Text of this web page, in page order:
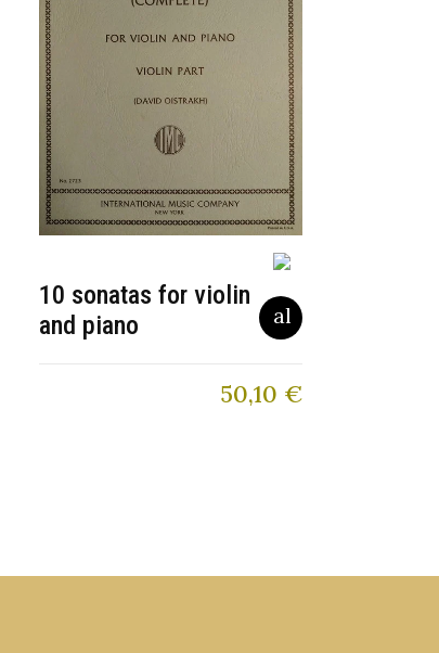
10 sonatas for violin
and piano
50,10 €